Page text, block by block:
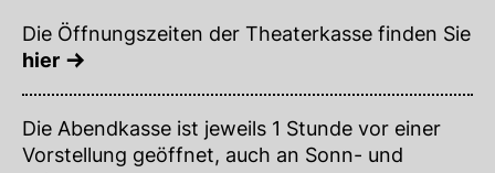
Die Öffnungszeiten der Theaterkasse finden Sie
hier
Die Abendkasse ist jeweils 1 Stunde vor einer
Vorstellung geöffnet, auch an Sonn- und